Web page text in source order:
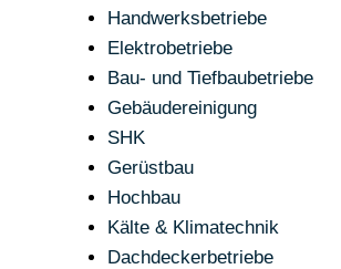
Handwerksbetriebe
Elektrobetriebe
Bau- und Tiefbaubetriebe
Gebäudereinigung
SHK
Gerüstbau
Hochbau
Kälte & Klimatechnik
Dachdeckerbetriebe